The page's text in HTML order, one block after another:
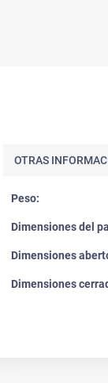
OTRAS
Peso:
Dimensiones del
Dimensiones
Dimensiones